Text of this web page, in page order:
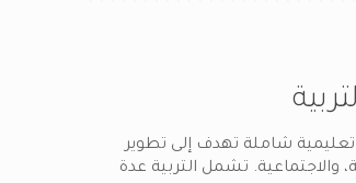
تعليمية شاملة تهدف إلى تطوير
والاجتماعية. تشمل التربية عدة